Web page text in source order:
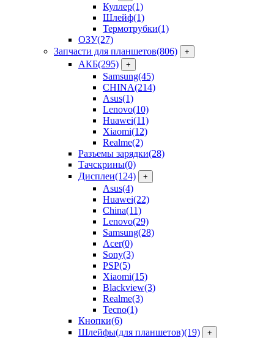
Куллер(1)
Шлейф(1)
Термотрубки(1)
ОЗУ(27)
Запчасти для планшетов(806) +
АКБ(295) +
Samsung(45)
CHINA(214)
Asus(1)
Lenovo(10)
Huawei(11)
Xiaomi(12)
Realme(2)
Разъемы зарядки(28)
Тачскрины(0)
Дисплеи(124) +
Asus(4)
Huawei(22)
China(11)
Lenovo(29)
Samsung(28)
Acer(0)
Sony(3)
PSP(5)
Xiaomi(15)
Blackview(3)
Realme(3)
Tecno(1)
Кнопки(6)
Шлейфы(для планшетов)(19) +